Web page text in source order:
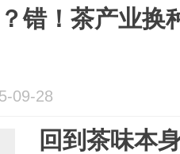
错！茶产业换
09-28
回到茶味本